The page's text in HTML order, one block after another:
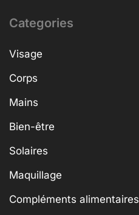
Categories
Visage
Corps
Mains
Bien-être
Solaires
Maquillage
Compléments alimentaires